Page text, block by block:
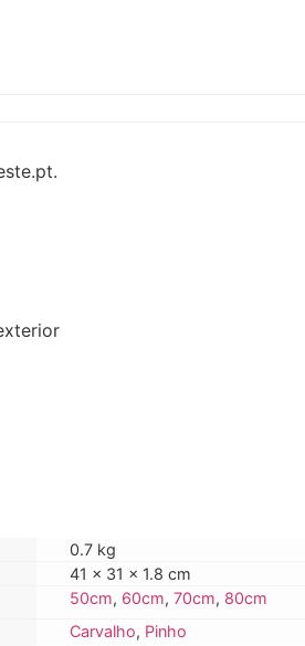
0.7 kg
41 × 31 × 1.8 cm
50cm, 60cm, 70cm, 80cm
Carvalho, Pinho